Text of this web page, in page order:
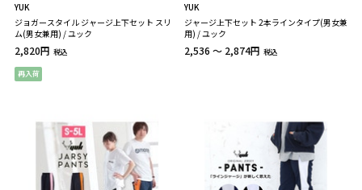
YUK
ジョガースタイル ジャージ上下セット スリ
ム(男女兼用) / ユック
2,820円 税込
再入荷
YUK
ジャージ上下セット 2本ラインタイプ(男女兼
用) / ユック
2,536 ～ 2,874円 税込